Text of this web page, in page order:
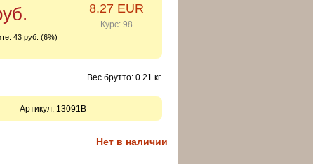
43 руб. (6%)
8.27 EUR
Курс: 98
Вес брутто: 0.21 кг.
Артикул: 13091B
Нет в наличии